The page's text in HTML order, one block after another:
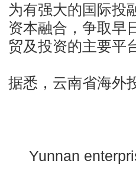
为有强大的国际投
资本融合，争取早
贸及投资的主要平
据悉，云南省海外
Yunnan